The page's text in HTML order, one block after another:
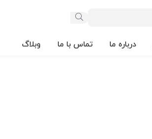
درباره ما تماس با ما وبلاگ